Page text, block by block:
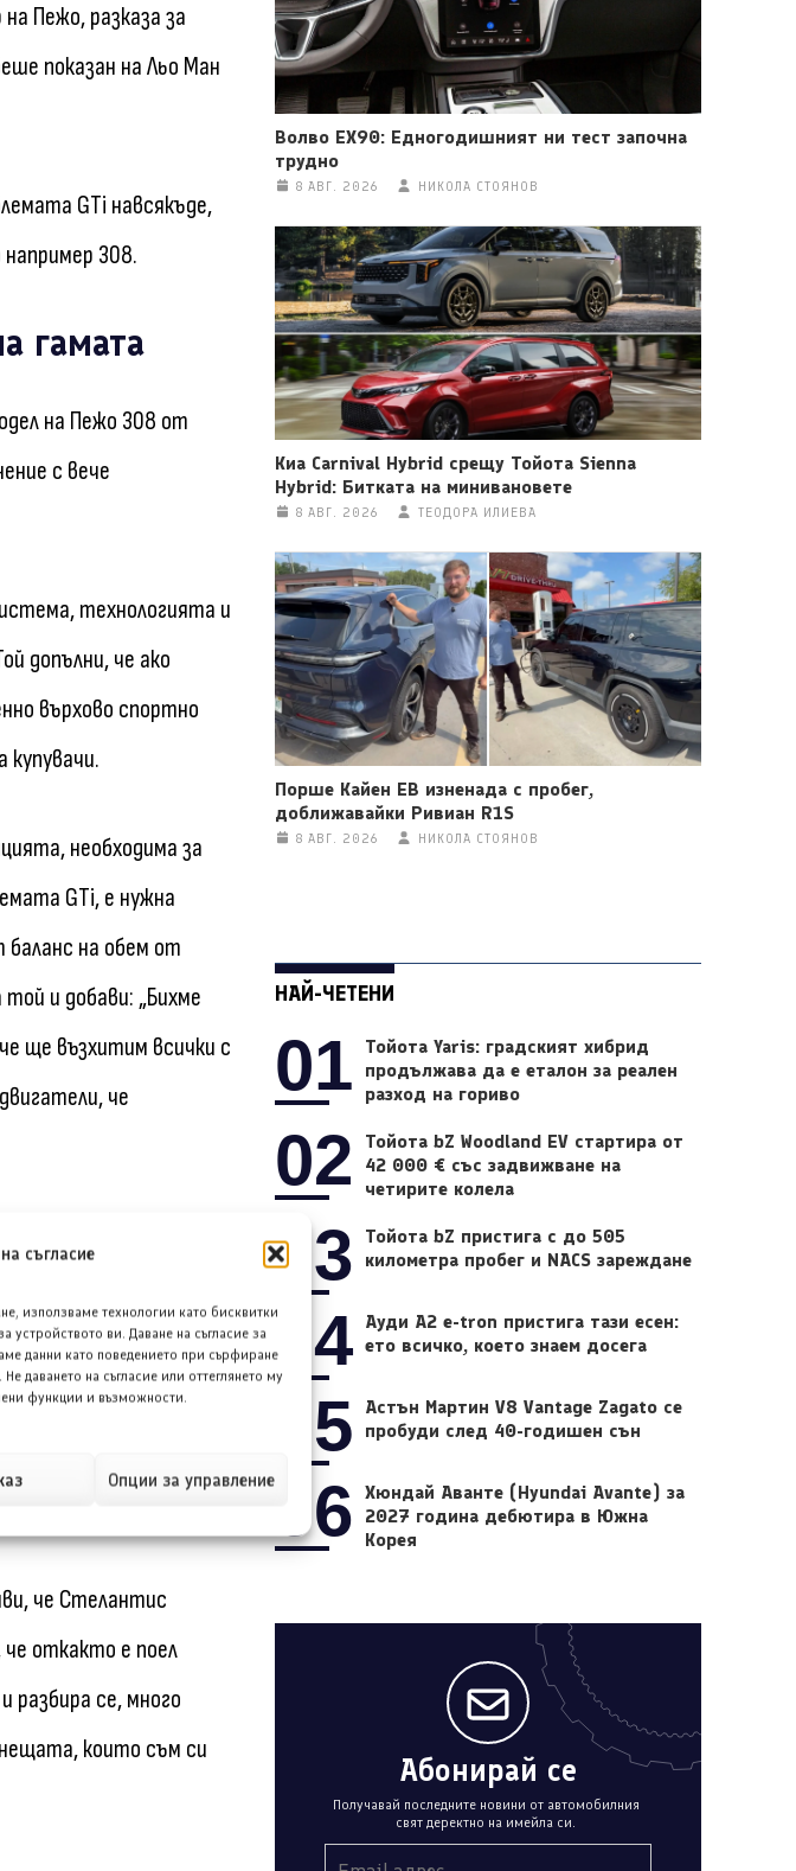
съгласие
използваме технологии като бисквитки
ви. Даване на съгласие за
данни като поведението при сърфиране
даването на съгласие или оттеглянето му
функции и възможности.
Опции за управление
Пежо, разказа за
показан на Льо Ман
GTi навсякъде,
308.
гамата
на Пежо 308 от
с вече
технологията и
допълни, че ако
върхово спортно
необходима за
GTi, е нужна
баланс на обем от
и добави: „Бихме
ще възхитим всички с
че
монтирания
различни платформи и
той пак би имал с
в услугата
че Стелантис
откакто е поел
разбира се, много
които съм си
Волво EX90: Едногодишният ни тест започна
трудно
8 АВГ. 2026 НИКОЛА СТОЯНОВ
Киа Carnival Hybrid срещу Тойота Sienna
Hybrid: Битката на минивановете
8 АВГ. 2026 ТЕОДОРА ИЛИЕВА
Порше Кайен ЕВ изненада с пробег,
доближавайки Ривиан R1S
8 АВГ. 2026 НИКОЛА СТОЯНОВ
НАЙ-ЧЕТЕНИ
01
Тойота Yaris: градският хибрид
продължава да е еталон за реален
разход на гориво
02
Тойота bZ Woodland EV стартира от
42 000 € със задвижване на
четирите колела
03
Тойота bZ пристига с до 505
километра пробег и NACS зареждане
04 Ауди A2 e-tron пристига тази есен:
ето всичко, което знаем досега
05
Астън Мартин V8 Vantage Zagato се
пробуди след 40-годишен сън
06 Хюндай Аванте (Hyundai Avante) за
2027 година дебютира в Южна
Корея
Абонирай се
Получавай последните новини от автомобилния
свят деректно на имейла си.